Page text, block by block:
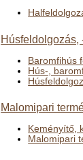
Húsfeldolgozás,
Baromfihús
Hús-,
Malomipari
Keményítő,
Malomipari